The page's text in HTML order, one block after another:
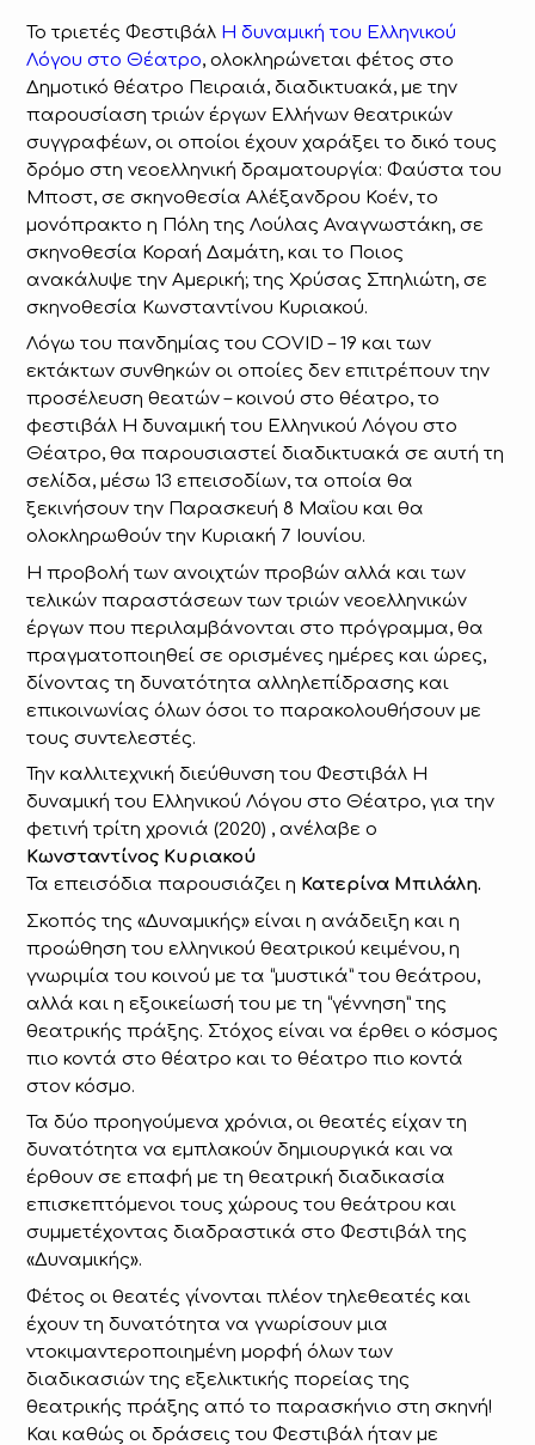
Το τριετές Φεστιβάλ Η δυναμική του Ελληνικού
Λόγου στο Θέατρο, ολοκληρώνεται φέτος στο
Δημοτικό θέατρο Πειραιά, διαδικτυακά, με την
παρουσίαση τριών έργων Ελλήνων θεατρικών
συγγραφέων, οι οποίοι έχουν χαράξει το δικό τους
δρόμο στη νεοελληνική δραματουργία: Φαύστα του
Μποστ, σε σκηνοθεσία Αλέξανδρου Κοέν, το
μονόπρακτο η Πόλη της Λούλας Αναγνωστάκη, σε
σκηνοθεσία Κοραή Δαμάτη, και το Ποιος
ανακάλυψε την Αμερική; της Χρύσας Σπηλιώτη, σε
σκηνοθεσία Κωνσταντίνου Κυριακού.
Λόγω του πανδημίας του COVID – 19 και των
εκτάκτων συνθηκών οι οποίες δεν επιτρέπουν την
προσέλευση θεατών – κοινού στο θέατρο, το
φεστιβάλ Η δυναμική του Ελληνικού Λόγου στο
Θέατρο, θα παρουσιαστεί διαδικτυακά σε αυτή τη
σελίδα, μέσω 13 επεισοδίων, τα οποία θα
ξεκινήσουν την Παρασκευή 8 Μαΐου και θα
ολοκληρωθούν την Κυριακή 7 Ιουνίου.
Η προβολή των ανοιχτών προβών αλλά και των
τελικών παραστάσεων των τριών νεοελληνικών
έργων που περιλαμβάνονται στο πρόγραμμα, θα
πραγματοποιηθεί σε ορισμένες ημέρες και ώρες,
δίνοντας τη δυνατότητα αλληλεπίδρασης και
επικοινωνίας όλων όσοι το παρακολουθήσουν με
τους συντελεστές.
Την καλλιτεχνική διεύθυνση του Φεστιβάλ Η
δυναμική του Ελληνικού Λόγου στο Θέατρο, για την
φετινή τρίτη χρονιά (2020) , ανέλαβε ο
Κωνσταντίνος Κυριακού
Τα επεισόδια παρουσιάζει η Κατερίνα Μπιλάλη.
Σκοπός της «Δυναμικής» είναι η ανάδειξη και η
προώθηση του ελληνικού θεατρικού κειμένου, η
γνωριμία του κοινού με τα “μυστικά” του θεάτρου,
αλλά και η εξοικείωσή του με τη “γέννηση” της
θεατρικής πράξης. Στόχος είναι να έρθει ο κόσμος
πιο κοντά στο θέατρο και το θέατρο πιο κοντά
στον κόσμο.
Τα δύο προηγούμενα χρόνια, οι θεατές είχαν τη
δυνατότητα να εμπλακούν δημιουργικά και να
έρθουν σε επαφή με τη θεατρική διαδικασία
επισκεπτόμενοι τους χώρους του θεάτρου και
συμμετέχοντας διαδραστικά στο Φεστιβάλ της
«Δυναμικής».
Φέτος οι θεατές γίνονται πλέον τηλεθεατές και
έχουν τη δυνατότητα να γνωρίσουν μια
ντοκιμαντεροποιημένη μορφή όλων των
διαδικασιών της εξελικτικής πορείας της
θεατρικής πράξης από το παρασκήνιο στη σκηνή!
Και καθώς οι δράσεις του Φεστιβάλ ήταν με